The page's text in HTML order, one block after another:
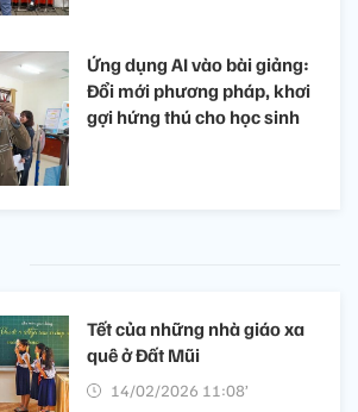
Ứng dụng AI vào bài giảng:
Đổi mới phương pháp, khơi
gợi hứng thú cho học sinh
Tết của những nhà giáo xa
quê ở Đất Mũi
14/02/2026 11:08’